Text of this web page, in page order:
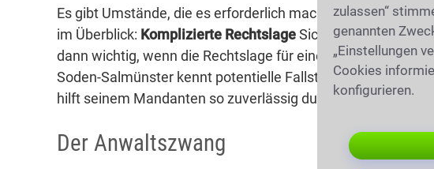
Es gibt Umstände, die es erforderlich machen sich einen
im Überblick: Komplizierte RechtslageSich um einen
dann wichtig, wenn die Rechtslage für einen Laien
Soden-Salmünster kennt potentielle Fallstricke, weiß
hilft seinem Mandanten so zuverlässig durch diese
Der Anwaltszwang
zulassen“
genannten
„Einstellungen
Cookies
konfigurieren.